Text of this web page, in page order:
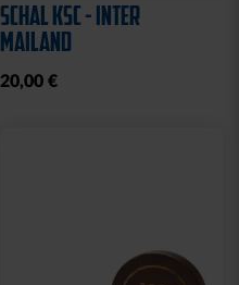
SCHAL KSC - INTER
MAILAND
20,00 €